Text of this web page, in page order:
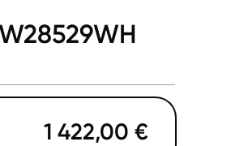
1 422,00 €